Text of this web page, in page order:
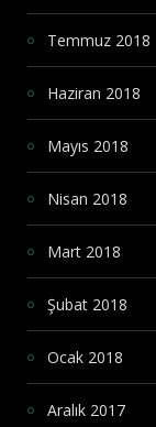
Temmuz 2018
Haziran 2018
Mayıs 2018
Nisan 2018
Mart 2018
Şubat 2018
Ocak 2018
Aralık 2017